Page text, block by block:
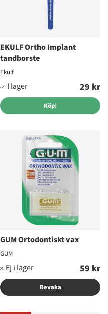
EKULF Ortho Implant
tandborste
Ekulf
29 kr
Köp!
GUM Ortodontiskt vax
GUM
59 kr
Bevaka